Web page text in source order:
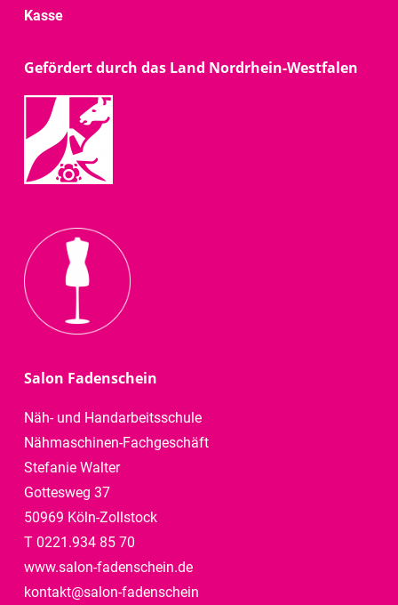
Kasse
Gefördert durch das Land Nordrhein-Westfalen
Salon Fadenschein
Näh- und Handarbeitsschule
Nähmaschinen-Fachgeschäft
Stefanie Walter
Gottesweg 37
50969 Köln-Zollstock
T 0221.934 85 70
www.salon-fadenschein.de
kontakt@salon-fadenschein